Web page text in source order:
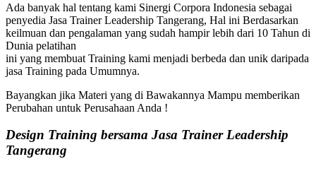
Ada banyak hal tentang kami Sinergi Corpora Indonesia sebagai
penyedia Jasa Trainer Leadership Tangerang, Hal ini Berdasarkan
keilmuan dan pengalaman yang sudah hampir lebih dari 10 Tahun di
Dunia pelatihan
ini yang membuat Training kami menjadi berbeda dan unik daripada
jasa Training pada Umumnya.
Bayangkan jika Materi yang di Bawakannya Mampu memberikan
Perubahan untuk Perusahaan Anda !
Design Training bersama Jasa Trainer Leadership
Tangerang